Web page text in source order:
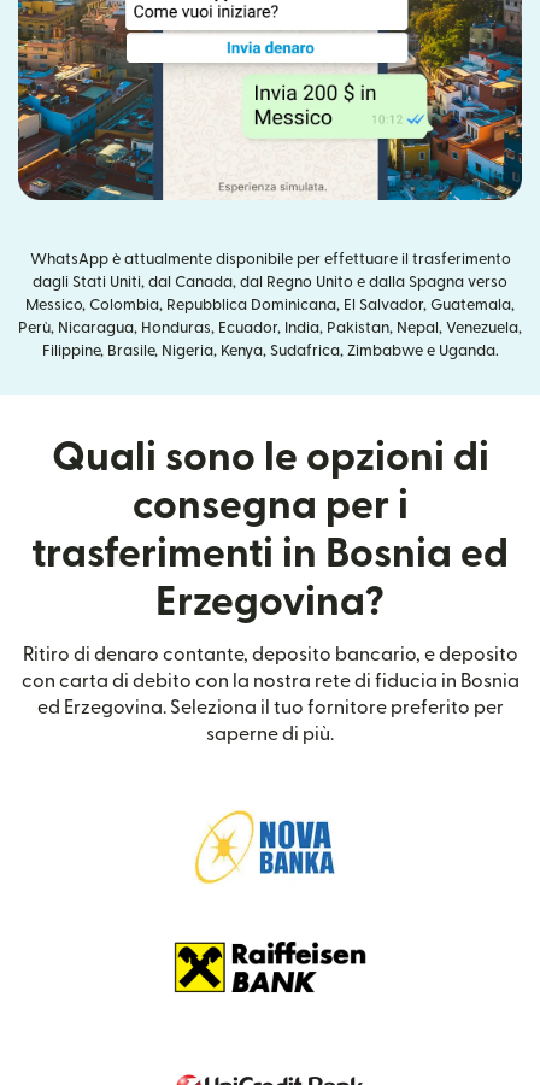
WhatsApp è attualmente disponibile per effettuare il trasferimento
dagli Stati Uniti, dal Canada, dal Regno Unito e dalla Spagna verso
Messico, Colombia, Repubblica Dominicana, El Salvador, Guatemala,
Perù, Nicaragua, Honduras, Ecuador, India, Pakistan, Nepal, Venezuela,
Filippine, Brasile, Nigeria, Kenya, Sudafrica, Zimbabwe e Uganda.
Quali sono le opzioni di
consegna per i
trasferimenti in Bosnia ed
Erzegovina?
Ritiro di denaro contante, deposito bancario, e deposito
con carta di debito con la nostra rete di fiducia in Bosnia
ed Erzegovina. Seleziona il tuo fornitore preferito per
saperne di più.